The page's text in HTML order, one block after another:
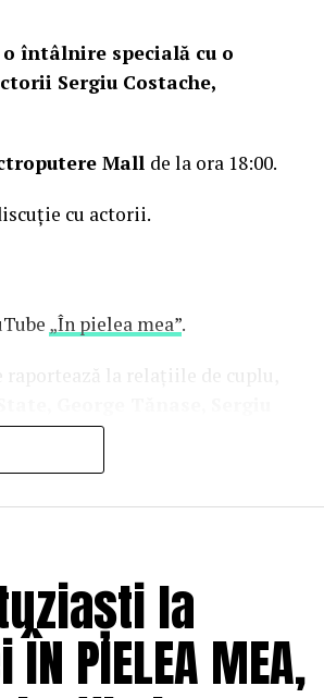
întâlnire specială cu o
Sergiu Costache,
Mall de la ora 18:00.
cu actorii.
„În pielea mea”.
la relațiile de cuplu,
Alexandra Răduță,
cupluri îl acceptă pe durata
reușesc să-și cunoască
de Teatru UNATC
School Londra, a colaborat la
la
PIELEA MEA,